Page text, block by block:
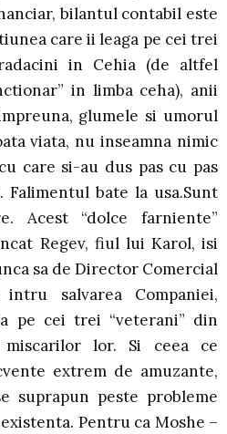
bilantul contabil este
care ii leaga pe cei trei
in Cehia (de altfel
in limba ceha), anii
glumele si umorul
viata, nu inseamna nimic
care si-au dus pas cu pas
Falimentul bate la usa.Sunt
Acest “dolce farniente”
Regev, fiul lui Karol, isi
sa de Director Comercial
salvarea Companiei,
pe cei trei “veterani” din
lor. Si ceea ce
extrem de amuzante,
suprapun peste probleme
Pentru ca Moshe –